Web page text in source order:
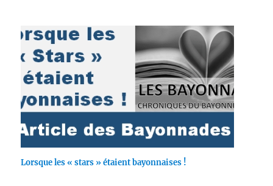
Lorsque les « stars » étaient bayonnaises !